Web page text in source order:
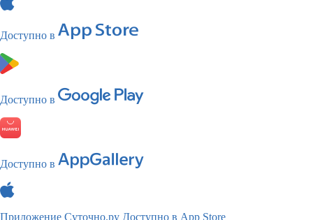
Доступно в
Доступно в
Доступно в
Приложение Суточно.ру Доступно в App Store